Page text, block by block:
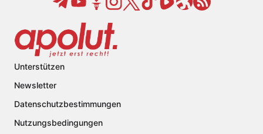
Unterstützen
Newsletter
Datenschutzbestimmungen
Nutzungsbedingungen